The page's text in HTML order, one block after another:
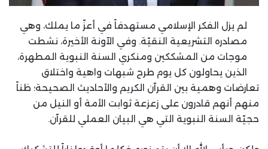
لم يزل الفكر الإسلامي مستهدفاً في أعزّ ما يملك، وهي
مصادره التشريعية النقيّة. وفي الآونة الأخيرة، نشطت
موجات من المشككين ومنكري السنة النبوية المطهرة،
الذين يحاولون كل يوم طرح شبهات واهية واختلاق
تعارضات وهمية بين القرآن الكريم والأحاديث الصحيحة؛ ظناً
منهم أنهم قادرون على زعزعة ثوابت الأمة أو النيل من
حجيّة السنة النبوية التي هي البيان العملي للقرآن.